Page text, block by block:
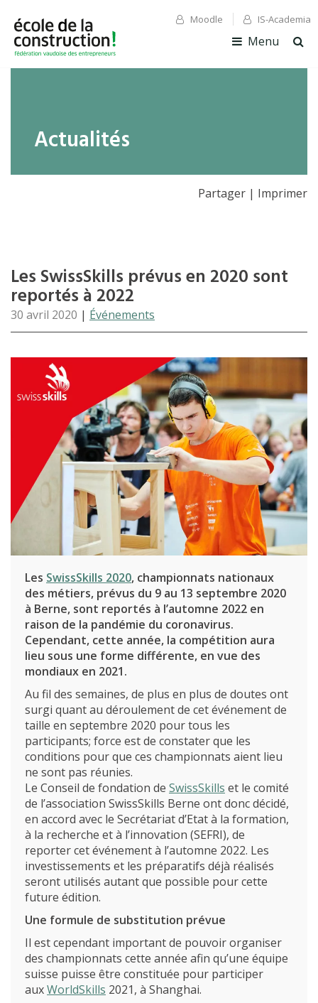
✕ Fermer
L’école
Promotion des métiers
Métiers
✕ Fermer
Moodle IS-Academia
Menu
la
Actualités
Partager | Imprimer
Les SwissSkills prévus en 2020 sont
reportés à 2022
30 avril 2020 | Événements
Les SwissSkills 2020, championnats nationaux
des métiers, prévus du 9 au 13 septembre 2020
à Berne, sont reportés à l’automne 2022 en
raison de la pandémie du coronavirus.
Cependant, cette année, la compétition aura
lieu sous une forme différente, en vue des
mondiaux en 2021.
Au fil des semaines, de plus en plus de doutes ont
surgi quant au déroulement de cet événement de
taille en septembre 2020 pour tous les
participants; force est de constater que les
conditions pour que ces championnats aient lieu
ne sont pas réunies.
Le Conseil de fondation de SwissSkills et le comité
de l’association SwissSkills Berne ont donc décidé,
en accord avec le Secrétariat d’Etat à la formation,
à la recherche et à l’innovation (SEFRI), de
reporter cet événement à l’automne 2022. Les
investissements et les préparatifs déjà réalisés
seront utilisés autant que possible pour cette
future édition.
Une formule de substitution prévue
Il est cependant important de pouvoir organiser
des championnats cette année afin qu’une équipe
suisse puisse être constituée pour participer
auxWorldSkills 2021, à Shanghai.